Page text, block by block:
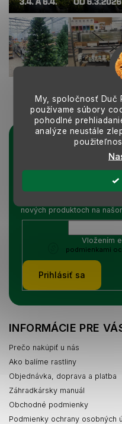
My, spoločnosť Duč
používame súbory
pohodlné
analýze neustále
Sledovať na
Prihlásiť sa k
Vložením e-mailu
ochrany osobných
nových produktoch na
Vložením
podmienkami
Prihlásiť sa
INFORMÁCIE PRE
Prečo nakúpiť u nás
Ako balíme rastliny
Objednávka, doprava a platba
Záhradkársky manuál
Obchodné podmienky
Podmienky ochrany osobných